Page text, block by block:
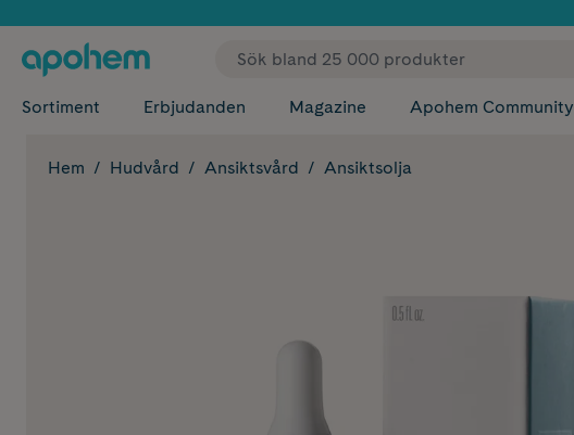
✓ Fri frakt
Sortiment Erbjudanden Magazine Apohem Community
Hem Hudvård Ansiktsvård Ansiktsolja